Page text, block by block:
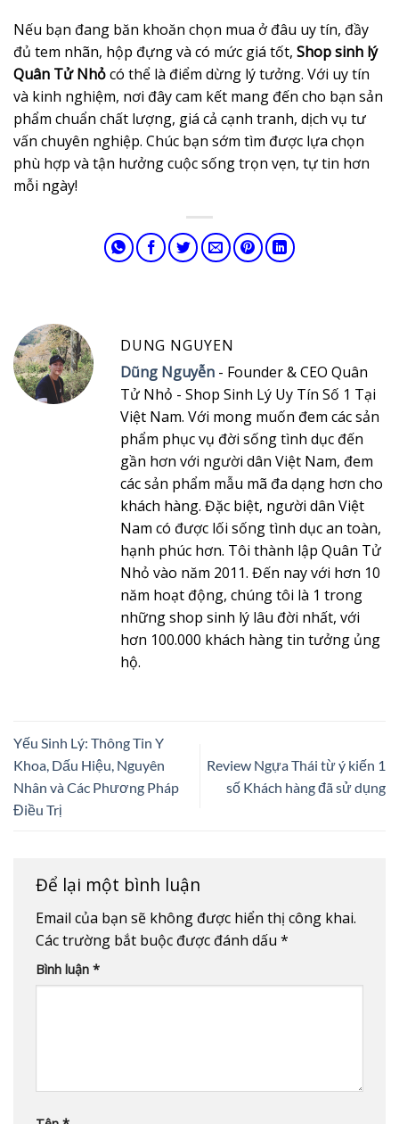
Nếu bạn đang băn khoăn chọn mua ở đâu uy tín, đầy
đủ tem nhãn, hộp đựng và có mức giá tốt, Shop sinh lý
Quân Tử Nhỏcó thể là điểm dừng lý tưởng. Với uy tín
và kinh nghiệm, nơi đây cam kết mang đến cho bạn sản
phẩm chuẩn chất lượng, giá cả cạnh tranh, dịch vụ tư
vấn chuyên nghiệp. Chúc bạn sớm tìm được lựa chọn
phù hợp và tận hưởng cuộc sống trọn vẹn, tự tin hơn
mỗi ngày!
DUNG NGUYEN
Dũng Nguyễn - Founder & CEO Quân
Tử Nhỏ - Shop Sinh Lý Uy Tín Số 1 Tại
Việt Nam. Với mong muốn đem các sản
phẩm phục vụ đời sống tình dục đến
gần hơn với người dân Việt Nam, đem
các sản phẩm mẫu mã đa dạng hơn cho
khách hàng. Đặc biệt, người dân Việt
Nam có được lối sống tình dục an toàn,
hạnh phúc hơn. Tôi thành lập Quân Tử
Nhỏ vào năm 2011. Đến nay với hơn 10
năm hoạt động, chúng tôi là 1 trong
những shop sinh lý lâu đời nhất, với
hơn 100.000 khách hàng tin tưởng ủng
hộ.
Yếu Sinh Lý: Thông Tin Y
Khoa, Dấu Hiệu, Nguyên
Nhân và Các Phương Pháp
Điều Trị
Review Ngựa Thái từ ý kiến 1
số Khách hàng đã sử dụng
Để lại một bình luận
Email của bạn sẽ không được hiển thị công khai.
Các trường bắt buộc được đánh dấu *
Bình luận *